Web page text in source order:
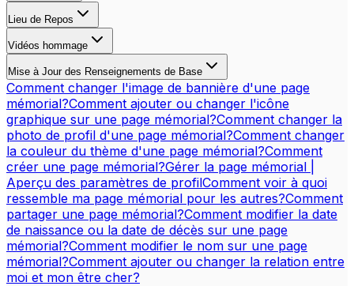
Lieu de Repos
Vidéos hommage
Mise à Jour des Renseignements de Base
Comment changer l'image de bannière d'une page
mémorial?Comment ajouter ou changer l'icône
graphique sur une page mémorial?Comment changer la
photo de profil d'une page mémorial?Comment changer
la couleur du thème d'une page mémorial?Comment
créer une page mémorial?Gérer la page mémorial |
Aperçu des paramètres de profilComment voir à quoi
ressemble ma page mémorial pour les autres?Comment
partager une page mémorial?Comment modifier la date
de naissance ou la date de décès sur une page
mémorial?Comment modifier le nom sur une page
mémorial?Comment ajouter ou changer la relation entre
moi et mon être cher?